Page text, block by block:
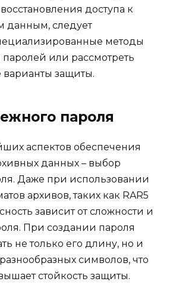
доступа к
следует
методы
паролей или рассмотреть
варианты защиты.
пароля
аспектов обеспечения
данных – выбор
Даже при использовании
архивов, таких как RAR5
зависит от сложности и
При создании пароля
не только его длину, но и
символов, что
стойкость защиты.